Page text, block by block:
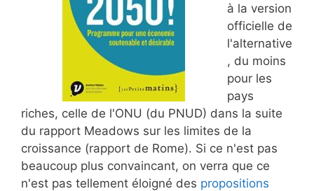
à la version
officielle de
l'alternative
, du moins
pour les
pays
riches, celle de l'ONU (du PNUD) dans la suite
du rapport Meadows sur les limites de la
croissance (rapport de Rome). Si ce n'est pas
beaucoup plus convaincant, on verra que ce
n'est pas tellement éloigné des propositions